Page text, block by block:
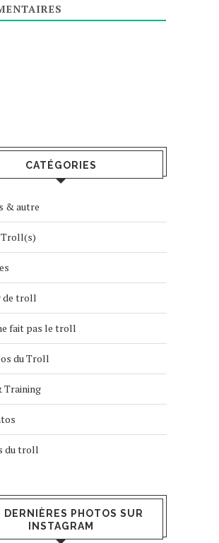
CATÉGORIES
& autre
de troll
fait pas le troll
du Troll
Training
du troll
DERNIÈRES PHOTOS SUR
INSTAGRAM